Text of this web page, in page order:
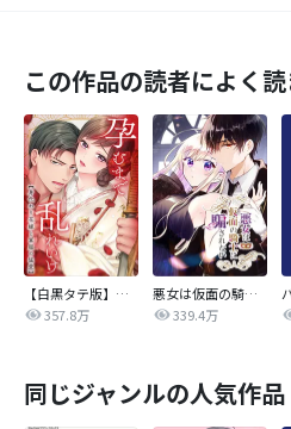
この作品の読者によく
【白黒タテ版】孕むまで乱れいけ～身代わり花嫁と軍服の猛愛
357.8万
悪女は仮面の騎士に騙されない
339.4万
同じジャンルの人気作品